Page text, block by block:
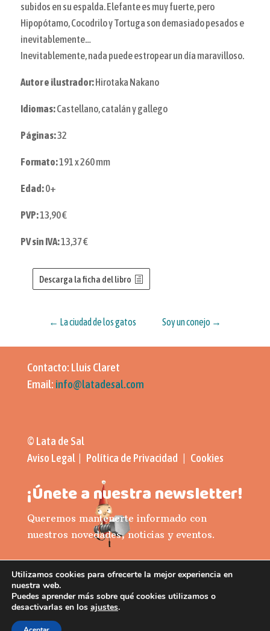
subidos en su espalda. Elefante es muy fuerte, pero
Hipopótamo, Cocodrilo y Tortuga son demasiado pesados e
inevitablemente…
Inevitablemente, nada puede estropear un día maravilloso.
Autor e ilustrador:Hirotaka Nakano
Idiomas:Castellano, catalán y gallego
Páginas:32
Formato:191 x 260 mm
Edad:0+
PVP:13,90 €
PV sin IVA:13,37 €
Descarga la ficha del libro
← La ciudad de los gatos Soy un conejo →
Contacto: Lluis Claret
Email: info@latadesal.com
© Lata de Sal
Aviso Legal | Política de Privacidad | Cookies
¡Únete a nuestra newsletter!
Queremos mantenerte informado con
nuestros novedades, noticias y eventos.
Suscribirse
Utilizamos cookies para ofrecerte la mejor experiencia en
nuestra web.
Puedes aprender más sobre qué cookies utilizamos o
desactivarlas en los ajustes.